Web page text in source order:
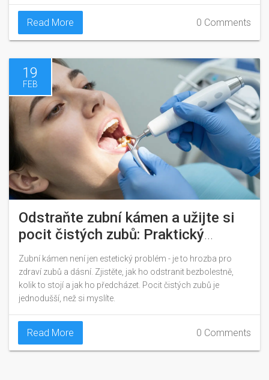
Read More 0 Comments
19
FEB
Odstraňte zubní kámen a užijte si
pocit čistých zubů: Praktický
průvodce bez bolesti a návštěvy
zubaře
Zubní kámen není jen estetický problém - je to hrozba pro
zdraví zubů a dásní. Zjistěte, jak ho odstranit bezbolestně,
kolik to stojí a jak ho předcházet. Pocit čistých zubů je
jednodušší, než si myslíte.
Read More 0 Comments